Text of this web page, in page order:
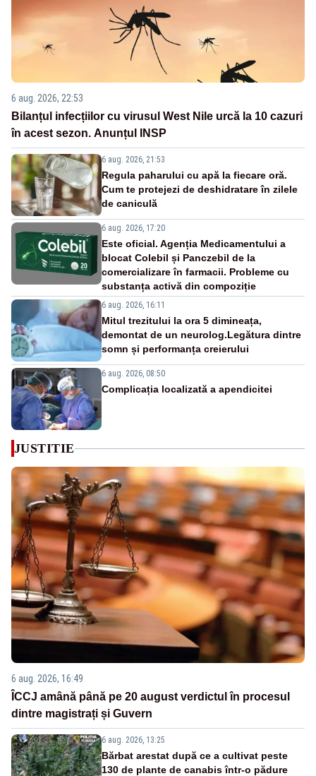
6 aug. 2026, 22:53
Bilanțul infecțiilor cu virusul West Nile urcă la 10 cazuri
în acest sezon. Anunțul INSP
6 aug. 2026, 21:53
Regula paharului cu apă la fiecare oră.
Cum te protejezi de deshidratare în zilele
de caniculă
6 aug. 2026, 17:20
Este oficial. Agenția Medicamentului a
blocat Colebil și Panczebil de la
comercializare în farmacii. Probleme cu
substanța activă din compoziție
6 aug. 2026, 16:11
Mitul trezitului la ora 5 dimineața,
demontat de un neurolog.Legătura dintre
somn și performanța creierului
6 aug. 2026, 08:50
Complicația localizată a apendicitei
JUSTITIE
6 aug. 2026, 16:49
ÎCCJ amână până pe 20 august verdictul în procesul
dintre magistrați și Guvern
6 aug. 2026, 13:25
Bărbat arestat după ce a cultivat peste
130 de plante de canabis într-o pădure